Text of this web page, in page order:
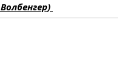
Волбенгер)